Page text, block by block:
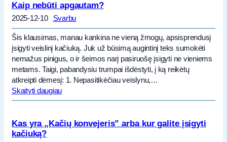
Kaip nebūti apgautam?
2025-12-10 Svarbu
Šis klausimas, manau kankina ne vieną žmogų, apsisprendusį
įsigyti veislinį kačiuką. Juk už būsimą augintinį teks sumokėti
nemažus pinigus, o ir šeimos narį pasiruošę įsigyti ne vieniems
metams. Taigi, pabandysiu trumpai išdėstyti, į ką reikėtų
atkreipti dėmesį: 1. Nepasitikėčiau veislynu,…
Skaityti daugiau
Kas yra „Kačių konvejeris” arba kur galite įsigyti
kačiuką?